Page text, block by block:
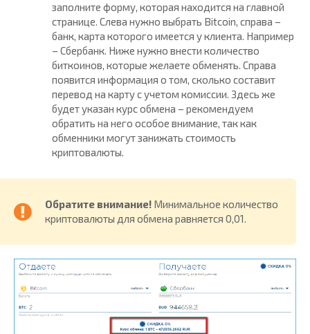
заполните форму, которая находится на главной
странице. Слева нужно выбрать Bitcoin, справа –
банк, карта которого имеется у клиента. Например
– Сбербанк. Ниже нужно внести количество
биткоинов, которые желаете обменять. Справа
появится информация о том, сколько составит
перевод на карту с учетом комиссии. Здесь же
будет указан курс обмена – рекомендуем
обратить на него особое внимание, так как
обменники могут занижать стоимость
криптовалюты.
Обратите внимание! Минимальное количество
криптовалюты для обмена равняется 0,01.